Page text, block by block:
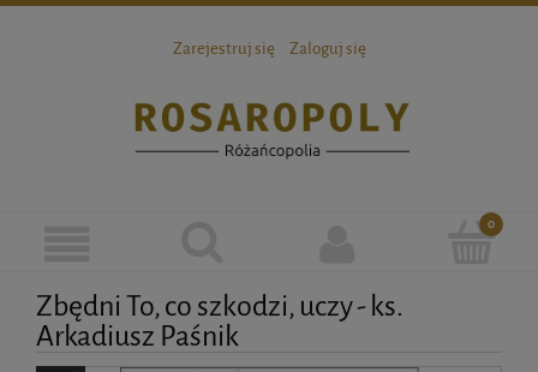
Zarejestruj się Zaloguj się
Zbędni To, co szkodzi, uczy - ks.
Arkadiusz Paśnik